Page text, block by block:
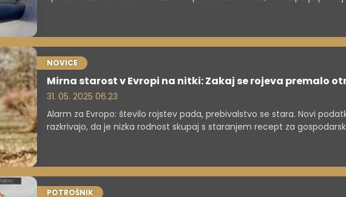
zaključka javnega poziva.
NOVICE
Mirna starost v Evropi na nitki: Zakaj se rojeva premalo
31. 05. 2025 06.23
Alarm za Evropo: število rojstev pada, prebivalstvo se stara. Novi
razkrivajo, da je nizka rodnost skupaj s staranjem recept za
POTROŠNIK